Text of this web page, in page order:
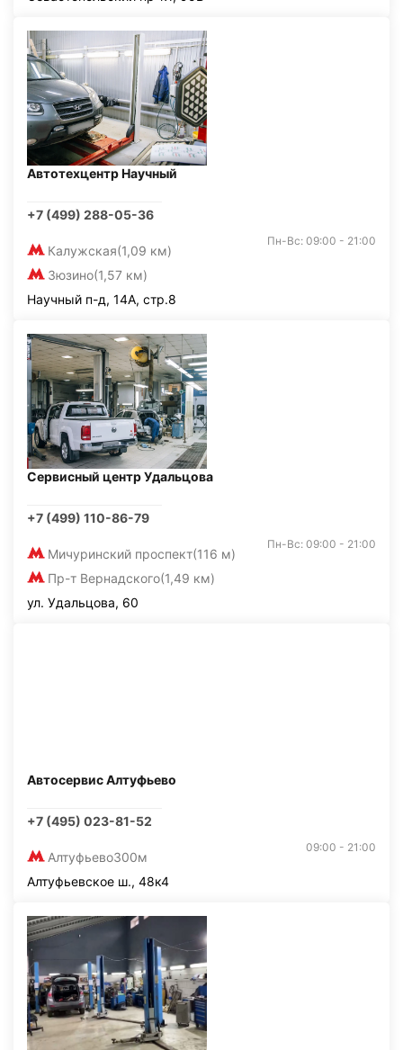
Автотехцентр Научный
+7 (499) 288-05-36
Калужская(1,09 км)
Зюзино(1,57 км)
Пн-Вс: 09:00 - 21:00
Научный п-д, 14А, стр.8
Сервисный центр Удальцова
+7 (499) 110-86-79
Мичуринский проспект(116 м)
Пр-т Вернадского(1,49 км)
Пн-Вс: 09:00 - 21:00
ул. Удальцова, 60
Автосервис Алтуфьево
+7 (495) 023-81-52
Алтуфьево300м
09:00 - 21:00
Алтуфьевское ш., 48к4